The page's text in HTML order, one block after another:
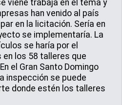
viene trabaja en el tema y
han venido al país
en la licitación. Sería en
se implementaría. La
se haría por el
los 58 talleres que
el Gran Santo Domingo
inspección se puede
donde estén los talleres